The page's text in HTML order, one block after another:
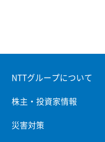
NTTグループについて
株主・投資家情報
災害対策